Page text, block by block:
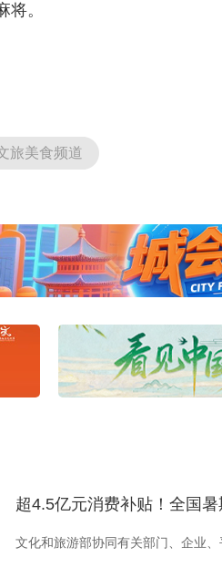
。
旅美食频道
超4.5亿元消费补贴！全国
文化和旅游部协同有关部门、企业